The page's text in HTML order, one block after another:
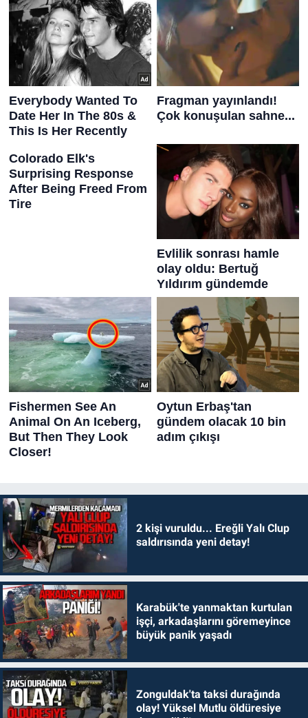
2 kişi vuruldu... Ereğli Yalı Clup
saldırısında yeni detay!
Karabük'te yanmaktan kurtulan
işçi, arkadaşlarını göremeyince
büyük panik yaşadı
Zonguldak'ta taksi durağında
olay! Yüksel Mutlu öldüresiye